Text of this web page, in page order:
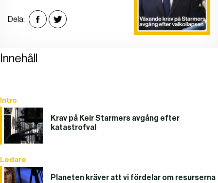
Dela:
Innehåll
Intro
Krav på Keir Starmers avgång efter
katastrofval
Ledare
Planeten kräver att vi fördelar om resurserna